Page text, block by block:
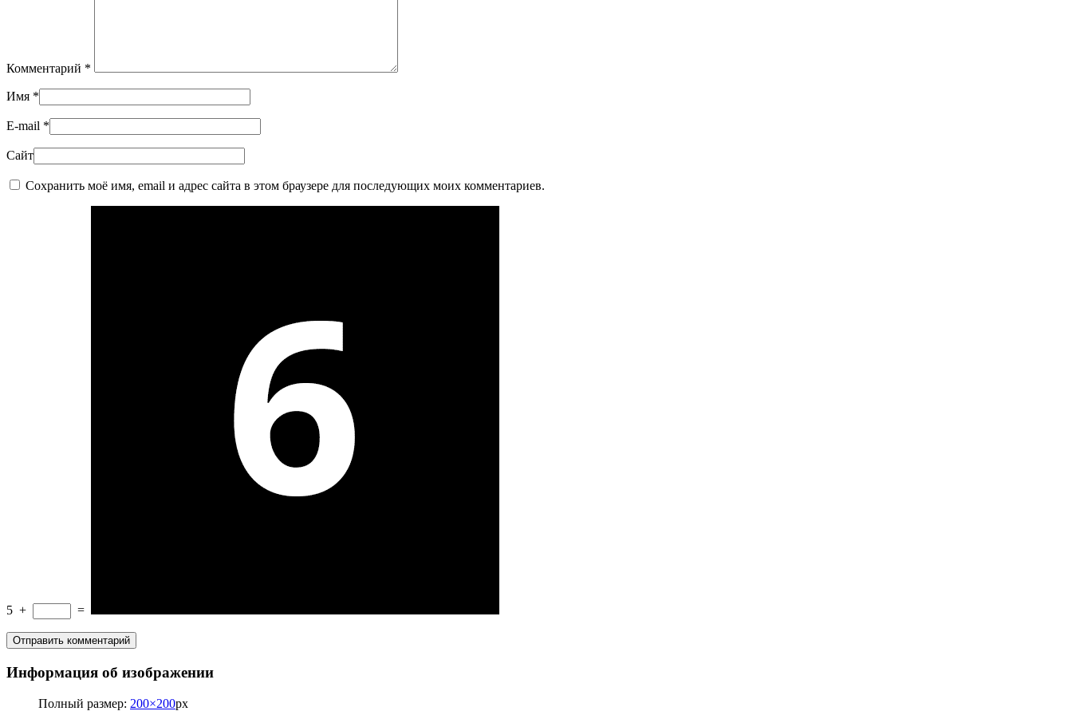
Комментарий *
Имя *
E-mail *
Сайт
Сохранить моё имя, email и адрес сайта в этом браузере для последующих моих комментариев.
5 + =
Информация об изображении
Полный размер: 200×200px